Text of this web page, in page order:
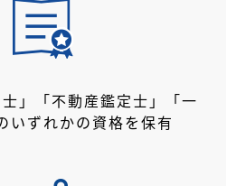
」「不動産鑑定士」
「一
いずれかの資格を保有